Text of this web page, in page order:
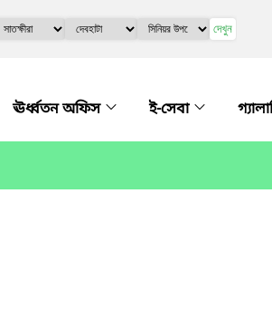
দেখুন
ঊর্ধ্বতন অফিস ই-সেবা